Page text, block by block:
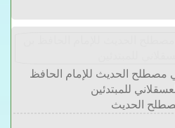
مصطلح الحديث للإمام الحافظ
للمبتدئين
الحديث